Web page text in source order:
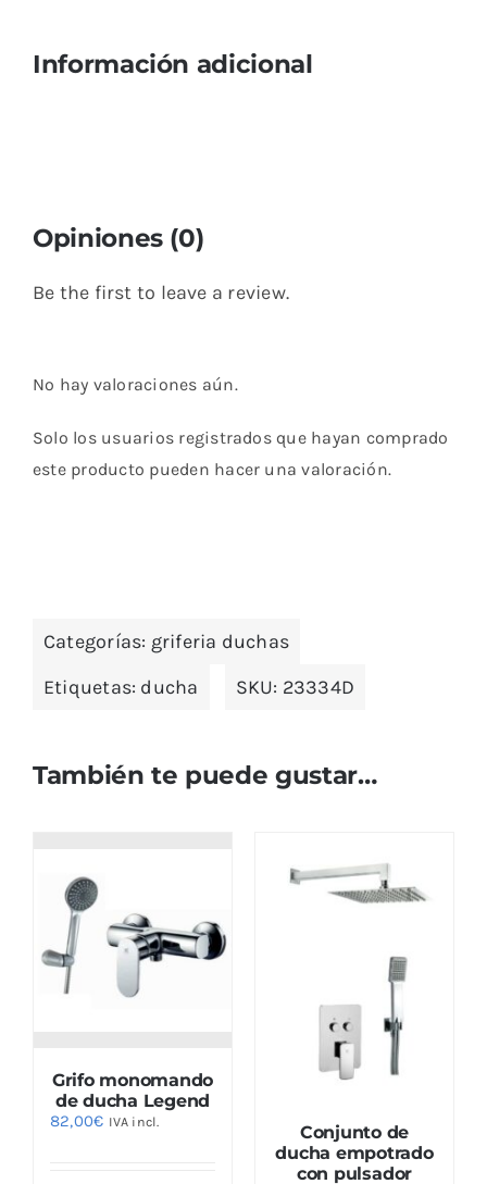
Información adicional
Opiniones (0)
Be the first to leave a review.
No hay valoraciones aún.
Solo los usuarios registrados que hayan comprado
este producto pueden hacer una valoración.
Categorías: griferia duchas
Etiquetas: ducha SKU: 23334D
También te puede gustar…
Grifo monomando
de ducha Legend
82,00€ IVA incl.
Conjunto de
ducha empotrado
con pulsador